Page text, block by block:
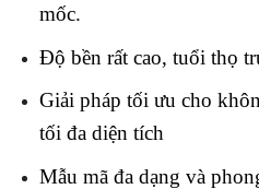
mốc.
Độ bền rất cao, tuổi thọ
Giải pháp tối ưu cho
tối đa diện tích
Mẫu mã đa dạng và